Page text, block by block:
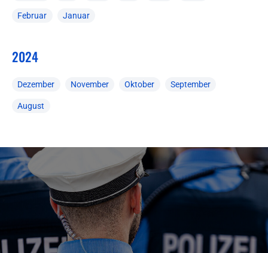
Februar Januar
2024
Dezember November Oktober September
August